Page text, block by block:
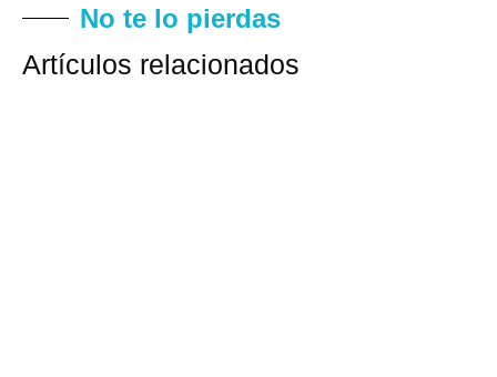
No te lo pierdas
Artículos relacionados